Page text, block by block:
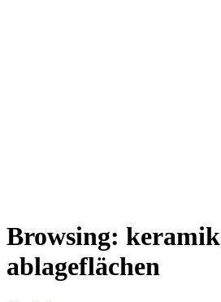
Browsing:
ablageflächen